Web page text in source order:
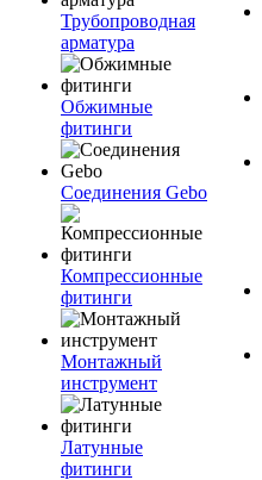
Трубопроводная
арматура
Обжимные
фитинги
Соединения Gebo
Компрессионные
фитинги
Монтажный
инструмент
Латунные
фитинги